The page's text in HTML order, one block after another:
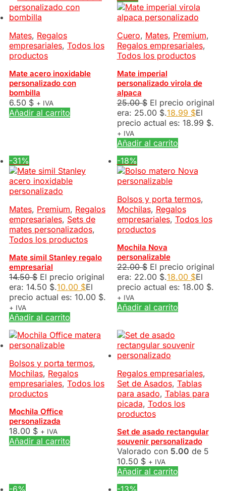
Mates, Regalos
empresariales, Todos los
productos
Mate acero inoxidable
personalizado con
bombilla
6.50 $ + IVA
Añadir al carrito
Cuero, Mates, Premium,
Regalos empresariales,
Todos los productos
Mate imperial
personalizado virola de
alpaca
25.00$ El precio original
era: 25.00 $.18.99 $El
precio actual es: 18.99 $.
+ IVA
Añadir al carrito
-31%
Mates, Premium, Regalos
empresariales, Sets de
mates personalizados,
Todos los productos
Mate simil Stanley regalo
empresarial
14.50$ El precio original
era: 14.50 $.10.00 $El
precio actual es: 10.00 $.
+ IVA
Añadir al carrito
-18%
Bolsos y porta termos,
Mochilas, Regalos
empresariales, Todos los
productos
Mochila Nova
personalizable
22.00$ El precio original
era: 22.00 $.18.00 $El
precio actual es: 18.00 $.
+ IVA
Añadir al carrito
Bolsos y porta termos,
Mochilas, Regalos
empresariales, Todos los
productos
Mochila Office
personalizada
18.00 $ + IVA
Añadir al carrito
Regalos empresariales,
Set de Asados, Tablas
para asado, Tablas para
picada, Todos los
productos
Set de asado rectangular
souvenir personalizado
Valorado con 5.00 de 5
10.50 $ + IVA
Añadir al carrito
-6%
-13%